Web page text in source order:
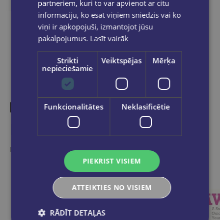
Dalies sociālajos tīklos:
Līdzīgas preces
Ieskaties, varbūt noder
partneriem, kuri to var apvienot ar citu
informāciju, ko esat viņiem sniedzis vai ko
viņi ir apkopojuši, izmantojot jūsu
pakalpojumus. Lasīt vairāk
Strikti
nepieciešamie
Veiktspējas Mērķa
Funkcionalitātes Neklasificētie
PIEKRIST VISIEM
ATTEIKTIES NO VISIEM
RĀDĪT DETAĻAS